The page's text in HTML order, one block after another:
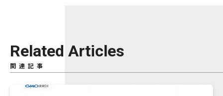
Related Articles
関連記事